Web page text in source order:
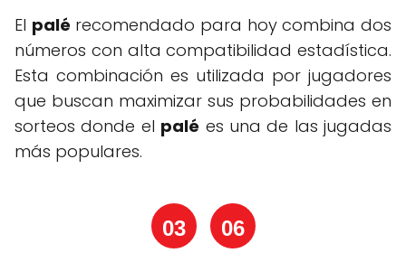
El palé recomendado para hoy combina dos
números con alta compatibilidad estadística.
Esta combinación es utilizada por jugadores
que buscan maximizar sus probabilidades en
sorteos donde el palé es una de las jugadas
más populares.
03 06